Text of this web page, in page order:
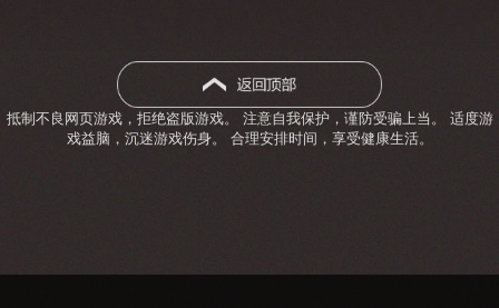
抵制不良网页游戏，拒绝盗版游戏。 注意自我保护，谨防受骗上当。 适度游
戏益脑，沉迷游戏伤身。 合理安排时间，享受健康生活。